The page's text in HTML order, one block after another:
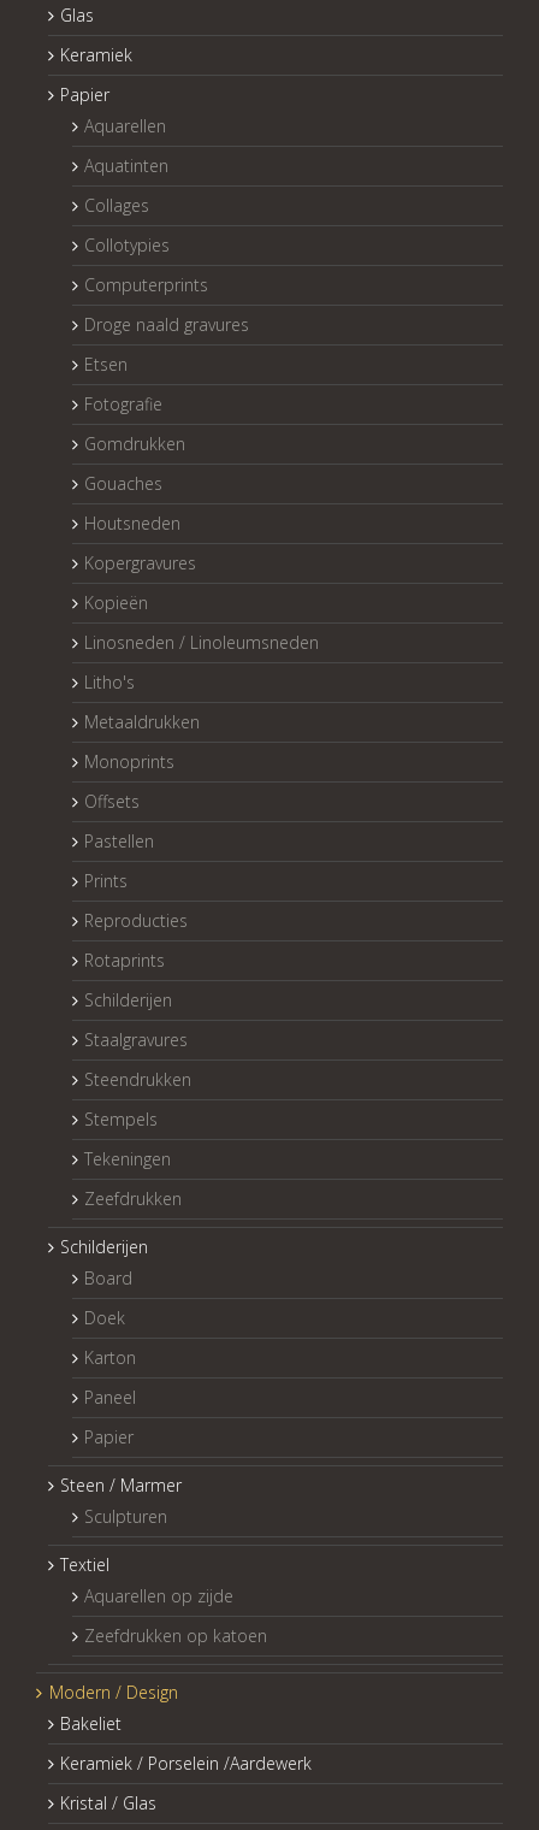
Glas
Keramiek
Papier
Aquarellen
Aquatinten
Collages
Collotypies
Computerprints
Droge naald gravures
Etsen
Fotografie
Gomdrukken
Gouaches
Houtsneden
Kopergravures
Kopieën
Linosneden / Linoleumsneden
Litho's
Metaaldrukken
Monoprints
Offsets
Pastellen
Prints
Reproducties
Rotaprints
Schilderijen
Staalgravures
Steendrukken
Stempels
Tekeningen
Zeefdrukken
Schilderijen
Board
Doek
Karton
Paneel
Papier
Steen / Marmer
Sculpturen
Textiel
Aquarellen op zijde
Zeefdrukken op katoen
Modern / Design
Bakeliet
Keramiek / Porselein /Aardewerk
Kristal / Glas